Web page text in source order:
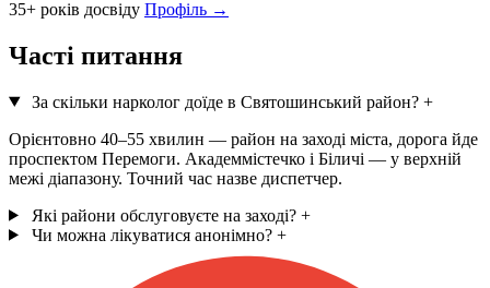
35+ років досвіду Профіль →
Часті питання
За скільки нарколог доїде в Святошинський район? +
Орієнтовно 40–55 хвилин — район на заході міста, дорога йде
проспектом Перемоги. Академмістечко і Біличі — у верхній
межі діапазону. Точний час назве диспетчер.
Які райони обслуговуєте на заході? +
Чи можна лікуватися анонімно? +